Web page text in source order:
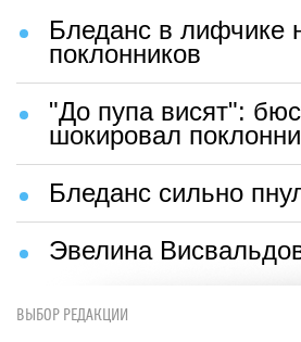
Бледанс в лифчике
поклонников
"До пупа висят":
шокировал
Бледанс сильно
Эвелина
ВЫБОР РЕДАКЦИИ